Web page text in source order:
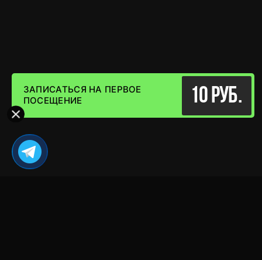
ЗАПИСАТЬСЯ НА ПЕРВОЕ
ПОСЕЩЕНИЕ
10 руб.